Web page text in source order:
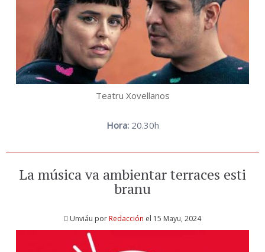
Teatru Xovellanos
Hora:20.30h
La música va ambientar terraces esti
branu
Unviáu porRedacción el 15 Mayu, 2024